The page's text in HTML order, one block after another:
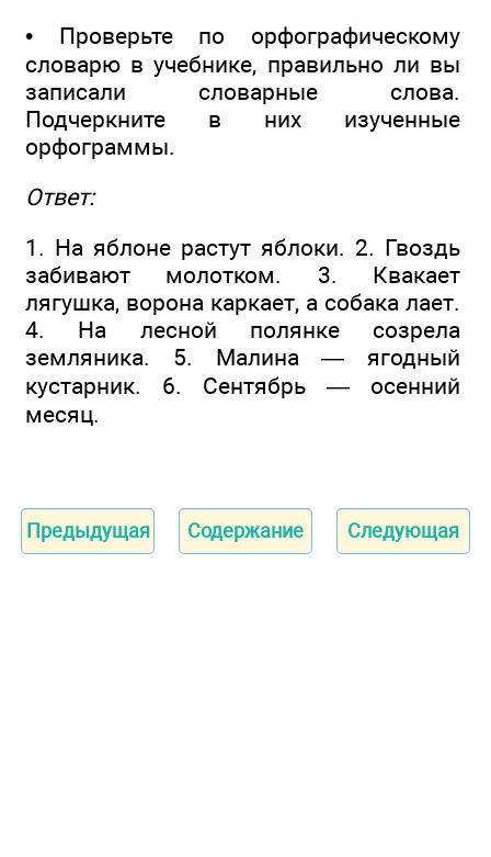
• Проверьте по орфографическому
словарю в учебнике, правильно ли вы
записали словарные слова.
Подчеркните в них изученные
орфограммы.
Ответ:
1. На яблоне растут яблоки. 2. Гвоздь
забивают молотком. 3. Квакает
лягушка, ворона каркает, а собака лает.
4. На лесной полянке созрела
земляника. 5. Малина — ягодный
кустарник. 6. Сентябрь — осенний
месяц.
Предыдущая Содержание Следующая